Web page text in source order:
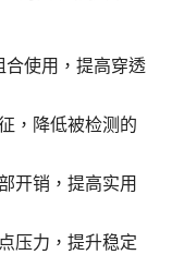
合使用，提高穿透
，降低被检测的
开销，提高实用
压力，提升稳定